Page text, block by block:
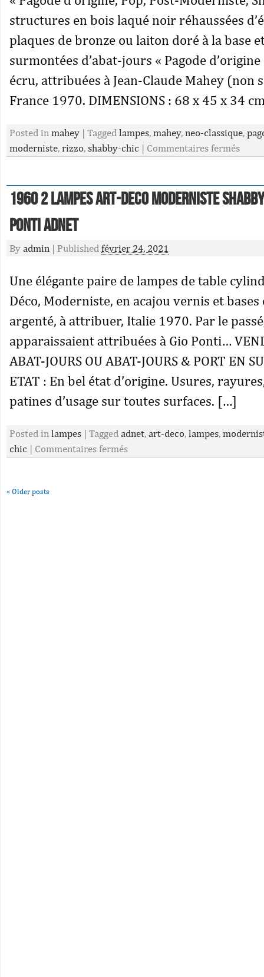
structures en bois laqué noir réhaussées
plaques de bronze ou laiton doré à la base
surmontées d’abat-jours « Pagode
écru, attribuées à Jean-Claude Mahey (non
France 1970. DIMENSIONS : 68 x 45 x 34
Posted in mahey | Tagged lampes, mahey, neo-classique,
moderniste, rizzo, shabby-chic | Commentaires fermés
1960 2 LAMPES ART-DECO MODERNISTE
Ponti Adnet
By admin | Published février 24, 2021
Une élégante paire de lampes de table
Déco, Moderniste, en acajou vernis et
argenté, à attribuer, Italie 1970. Par le
apparaissaient attribuées à Gio Ponti…
ABAT-JOURS OU ABAT-JOURS & PORT EN
ETAT : En bel état d’origine. Usures,
patines d’usage sur toutes surfaces. […]
Posted in lampes | Tagged adnet, art-deco, lampes,
chic | Commentaires fermés
« Older posts